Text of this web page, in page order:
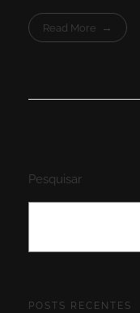
Read More
Pesquisar
POSTS RECENTES